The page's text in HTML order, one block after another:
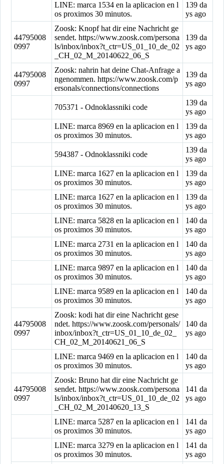
LINE: marca 1534 en la aplicacion en l
os proximos 30 minutos.
139 da
ys ago
44795008
0997
Zoosk: Knopf hat dir eine Nachricht ge
sendet. https://www.zoosk.com/persona
ls/inbox/inbox?t_ctr=US_01_10_de_02
_CH_02_M_20140622_06_S
139 da
ys ago
44795008
0997
Zoosk: nahrin hat deine Chat-Anfrage a
ngenommen. https://www.zoosk.com/p
ersonals/connections/connections
139 da
ys ago
705371 - Odnoklassniki code
139 da
ys ago
LINE: marca 8969 en la aplicacion en l
os proximos 30 minutos.
139 da
ys ago
594387 - Odnoklassniki code
139 da
ys ago
LINE: marca 1627 en la aplicacion en l
os proximos 30 minutos.
139 da
ys ago
LINE: marca 1627 en la aplicacion en l
os proximos 30 minutos.
139 da
ys ago
LINE: marca 5828 en la aplicacion en l
os proximos 30 minutos.
140 da
ys ago
LINE: marca 2731 en la aplicacion en l
os proximos 30 minutos.
140 da
ys ago
LINE: marca 9897 en la aplicacion en l
os proximos 30 minutos.
140 da
ys ago
LINE: marca 9589 en la aplicacion en l
os proximos 30 minutos.
140 da
ys ago
44795008
0997
Zoosk: kodi hat dir eine Nachricht gese
ndet. https://www.zoosk.com/personals/
inbox/inbox?t_ctr=US_01_10_de_02_
CH_02_M_20140621_06_S
140 da
ys ago
LINE: marca 9469 en la aplicacion en l
os proximos 30 minutos.
140 da
ys ago
44795008
0997
Zoosk: Bruno hat dir eine Nachricht ge
sendet. https://www.zoosk.com/persona
ls/inbox/inbox?t_ctr=US_01_10_de_02
_CH_02_M_20140620_13_S
141 da
ys ago
LINE: marca 5287 en la aplicacion en l
os proximos 30 minutos.
141 da
ys ago
LINE: marca 3279 en la aplicacion en l
os proximos 30 minutos.
141 da
ys ago